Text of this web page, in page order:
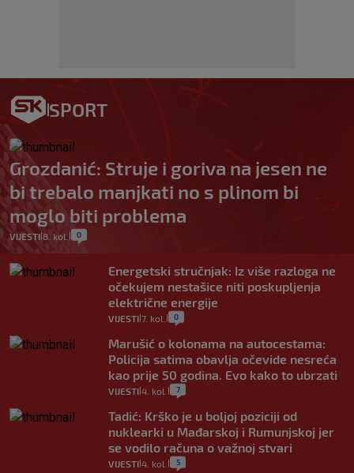
SPORT
Grozdanić: Struje i goriva na jesen ne
bi trebalo manjkati no s plinom bi
moglo biti problema
VIJESTI| 8. kol. 0
Energetski stručnjak: Iz više razloga ne
očekujem nestašice niti poskupljenja
električne energije
VIJESTI 7. kol. 0
Marušić o kolonama na autocestama:
Policija satima obavlja očevide nesreća
kao prije 50 godina. Evo kako to ubrzati
VIJESTI 4. kol. 7
Tadić: Krško je u boljoj poziciji od
nuklearki u Mađarskoj i Rumunjskoj jer
se vodilo računa o važnoj stvari
VIJESTI 4. kol. 5